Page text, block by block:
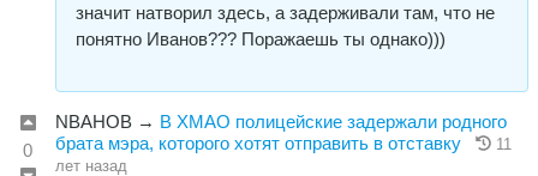
значит натворил здесь, а задерживали там, что не
понятно Иванов??? Поражаешь ты однако)))
0
NBAHOB → В ХМАО полицейские задержали родного
брата мэра, которого хотят отправить в отставку
11
лет назад